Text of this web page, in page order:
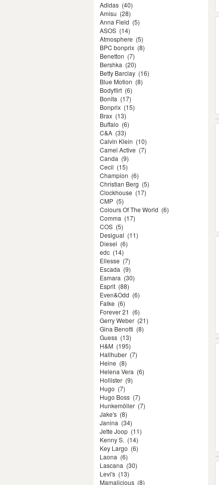
Adidas (40)
Amisu (28)
Anna Field (5)
ASOS (14)
Atmosphere (5)
BPC bonprix (8)
Benetton (7)
Bershka (20)
Betty Barclay (16)
Blue Motion (8)
Bodyflirt (6)
Bonita (17)
Bonprix (15)
Brax (13)
Buffalo (6)
C&A (33)
Calvin Klein (10)
Camel Active (7)
Canda (9)
Cecil (15)
Champion (6)
Christian Berg (5)
Clockhouse (17)
CMP (5)
Colours Of The World (6)
Comma (17)
COS (5)
Desigual (11)
Diesel (6)
edc (14)
Ellesse (7)
Escada (9)
Esmara (30)
Esprit (88)
Even&Odd (6)
Falke (6)
Forever 21 (6)
Gerry Weber (21)
Gina Benotti (8)
Guess (13)
H&M (195)
Hallhuber (7)
Heine (8)
Helena Vera (6)
Hollister (9)
Hugo (7)
Hugo Boss (7)
Hunkemöller (7)
Jake's (8)
Janina (34)
Jette Joop (11)
Kenny S. (14)
Key Largo (6)
Laona (6)
Lascana (30)
Levi's (13)
Mamalicious (8)